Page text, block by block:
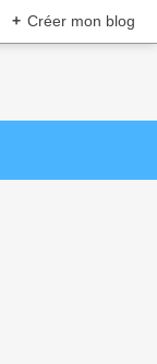
+ Créer mon blog